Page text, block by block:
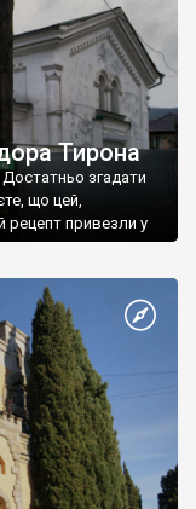
Тирона
згадати
що цей,
рецепт привезли у